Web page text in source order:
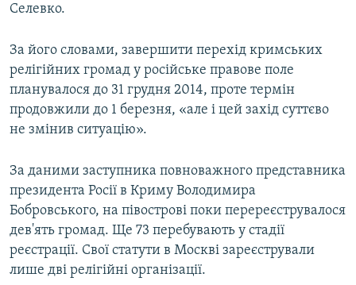
Селевко.
За його словами, завершити перехід кримських
релігійних громад у російське правове поле
планувалося до 31 грудня 2014, проте термін
продовжили до 1 березня, «але і цей захід суттєво
не змінив ситуацію».
За даними заступника повноважного представника
президента Росії в Криму Володимира
Бобровського, на півострові поки перереєструвалося
дев'ять громад. Ще 73 перебувають у стадії
реєстрації. Свої статути в Москві зареєстрували
лише дві релігійні організації.